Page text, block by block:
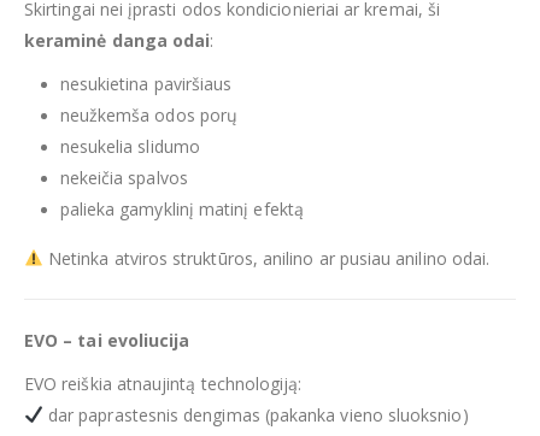
Skirtingai nei įprasti odos kondicionieriai ar kremai, ši
keraminė danga odai:
nesukietina paviršiaus
neužkemša odos porų
nesukelia slidumo
nekeičia spalvos
palieka gamyklinį matinį efektą
Netinka atviros struktūros, anilino ar pusiau anilino odai.
EVO – tai evoliucija
EVO reiškia atnaujintą technologiją:
dar paprastesnis dengimas (pakanka vieno sluoksnio)